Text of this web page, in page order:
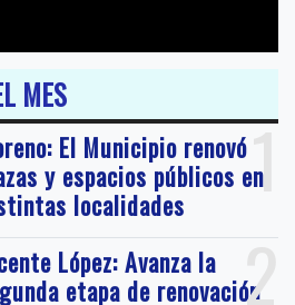
MES
1
El Municipio renovó
y espacios públicos en
localidades
2
López: Avanza la
etapa de renovación